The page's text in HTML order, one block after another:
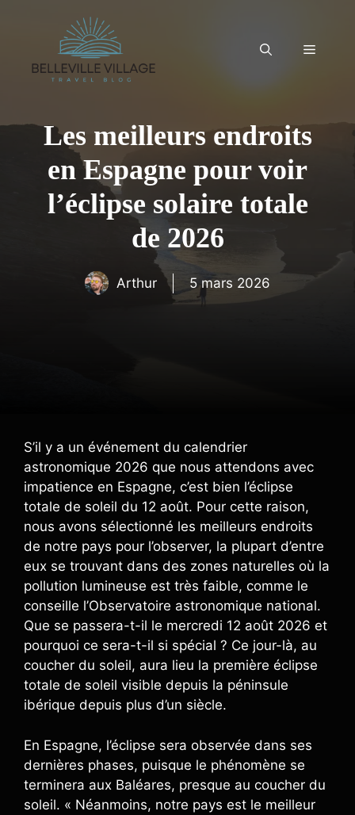
Menu
Les meilleurs endroits
en Espagne pour voir
l’éclipse solaire totale
de 2026
Arthur 5 mars 2026
S’il y a un événement du calendrier
astronomique 2026 que nous attendons avec
impatience en Espagne, c’est bien l’éclipse
totale de soleil du 12 août. Pour cette raison,
nous avons sélectionné les meilleurs endroits
de notre pays pour l’observer, la plupart d’entre
eux se trouvant dans des zones naturelles où la
pollution lumineuse est très faible, comme le
conseille l’Observatoire astronomique national.
Que se passera-t-il le mercredi 12 août 2026 et
pourquoi ce sera-t-il si spécial ? Ce jour-là, au
coucher du soleil, aura lieu la première éclipse
totale de soleil visible depuis la péninsule
ibérique depuis plus d’un siècle.
En Espagne, l’éclipse sera observée dans ses
dernières phases, puisque le phénomène se
terminera aux Baléares, presque au coucher du
soleil. « Néanmoins, notre pays est le meilleur